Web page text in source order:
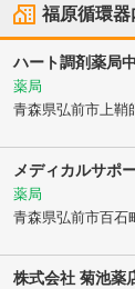
福原循環器
ハート調剤薬局
薬局
青森県弘前市 上
メディカルサポ
薬局
青森県弘前市百石
株式会社 菊池薬